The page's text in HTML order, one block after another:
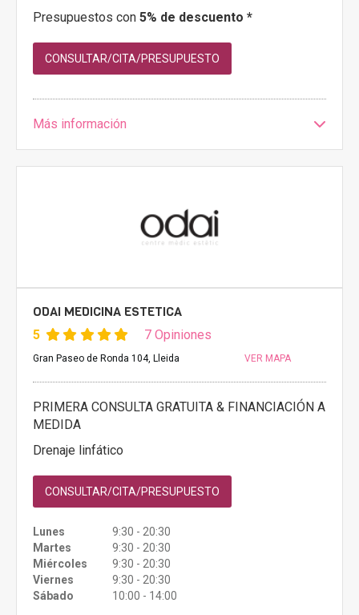
Presupuestos con 5% de descuento *
CONSULTAR/CITA/PRESUPUESTO
Más información
ODAI MEDICINA ESTETICA
5 7 Opiniones
Gran Paseo de Ronda 104, Lleida VER MAPA
PRIMERA CONSULTA GRATUITA & FINANCIACIÓN A
MEDIDA
Drenaje linfático
CONSULTAR/CITA/PRESUPUESTO
Lunes
9:30 - 20:30
Martes
9:30 - 20:30
Miércoles
9:30 - 20:30
Viernes
9:30 - 20:30
Sábado
10:00 - 14:00